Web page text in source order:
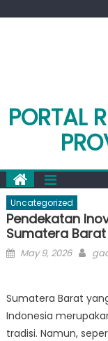
PORTAL
Uncategorized
Pendekatan
Sumatera Barat
Posted
May 9, 2026
Sumatera Barat
Indonesia
tradisi. Namun,